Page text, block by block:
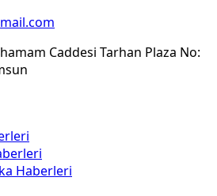
Caddesi Tarhan Plaza No:
Haberleri